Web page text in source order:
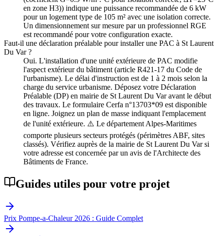
en zone H3)) indique une puissance recommandée de 6 kW
pour un logement type de 105 m² avec une isolation correcte.
Un dimensionnement sur mesure par un professionnel RGE
est recommandé pour votre configuration exacte.
Faut-il une déclaration préalable pour installer une PAC à St Laurent
Du Var ?
Oui. L'installation d'une unité extérieure de PAC modifie
l'aspect extérieur du bâtiment (article R421-17 du Code de
l'urbanisme). Le délai d'instruction est de 1 à 2 mois selon la
charge du service urbanisme. Déposez votre Déclaration
Préalable (DP) en mairie de St Laurent Du Var avant le début
des travaux. Le formulaire Cerfa n°13703*09 est disponible
en ligne. Joignez un plan de masse indiquant l'emplacement
de l'unité extérieure. ⚠️ Le département Alpes-Maritimes
comporte plusieurs secteurs protégés (périmètres ABF, sites
classés). Vérifiez auprès de la mairie de St Laurent Du Var si
votre adresse est concernée par un avis de l'Architecte des
Bâtiments de France.
Guides utiles pour votre projet
Prix Pompe-a-Chaleur 2026 : Guide Complet